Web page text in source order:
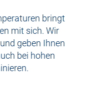
bringt
mit sich. Wir
geben Ihnen
bei hohen